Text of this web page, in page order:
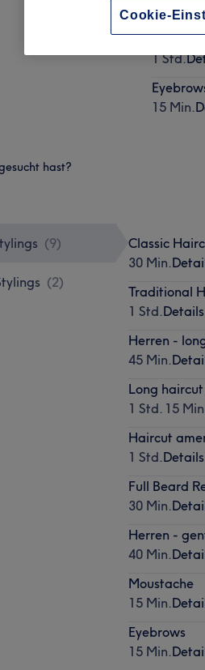
30 Min.
1 Std.
15 Min.
hast?
(9)
(2)
Classic
30 Min.
Traditional
1 Std.
Herren -
45 Min.
Long
1 Std. 15
Haircut
1 Std.
Full Beard
30 Min.
Herren -
40 Min.
Moustache
15 Min.
Eyebrows
15 Min.
Cookie-